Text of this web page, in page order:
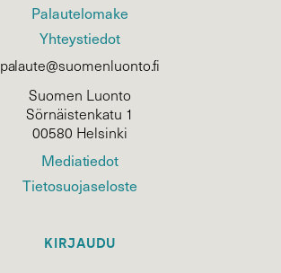
Palautelomake
Yhteystiedot
palaute@suomenluonto.fi
Suomen Luonto
Sörnäistenkatu 1
00580 Helsinki
Mediatiedot
Tietosuojaseloste
KIRJAUDU